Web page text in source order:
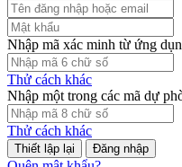
Nhập mã xác minh từ ứng
Thử cách khác
Nhập một trong các mã dự
Thử cách khác
Đăng nhập